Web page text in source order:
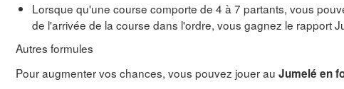
Lorsque qu'une course comporte de 4 à 7 partants, vous
de l'arrivée de la course dans l'ordre, vous gagnez le rapport
Autres formules
Pour augmenter vos chances, vous pouvez jouer au Jumelé en